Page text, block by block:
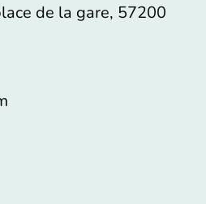
de la gare, 57200